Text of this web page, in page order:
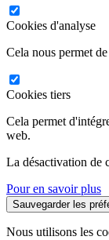
Cookies d'analyse
Cela nous permet
Cookies tiers
Cela permet
web.
La désactivation de
Pour en savoir plus
Sauvegarder les
Nous utilisons les